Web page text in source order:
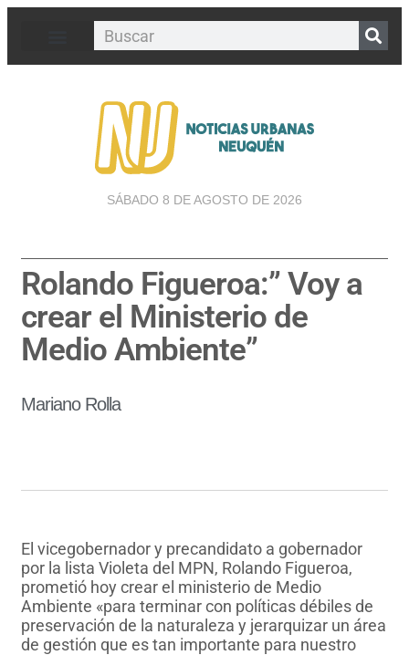
SÁBADO 8 DE AGOSTO DE 2026
Rolando Figueroa:” Voy a
crear el Ministerio de
Medio Ambiente”
Mariano Rolla
El vicegobernador y precandidato a gobernador
por la lista Violeta del MPN, Rolando Figueroa,
prometió hoy crear el ministerio de Medio
Ambiente «para terminar con políticas débiles de
preservación de la naturaleza y jerarquizar un área
de gestión que es tan importante para nuestro